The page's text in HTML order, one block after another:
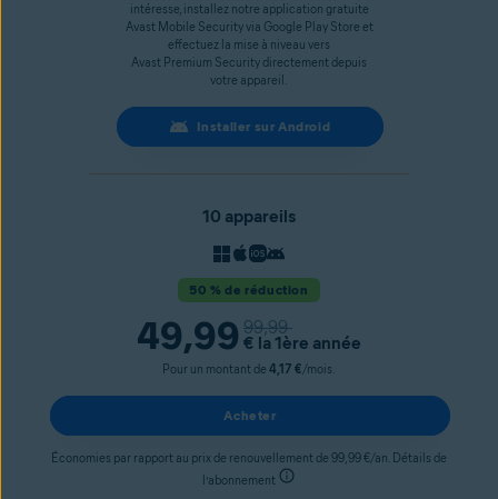
intéresse, installez notre application gratuite
Avast Mobile Security via Google Play Store et
effectuez la mise à niveau vers
Avast Premium Security directement depuis
votre appareil.
Installer sur Android
10 appareils
50 % de réduction
49,99 99,99
€ la 1ère année
Pour un montant de 4,17 €/mois.
Acheter
Économies par rapport au prix de renouvellement de 99,99 €/an. Détails de
l’abonnement